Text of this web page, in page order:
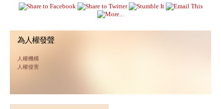
為人權發聲
人權機構
人權侵害